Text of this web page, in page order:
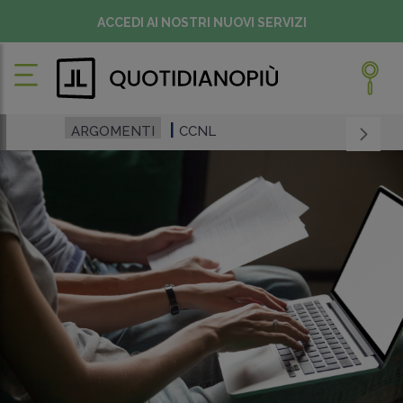
ACCEDI AI NOSTRI NUOVI SERVIZI
ARGOMENTI CCNL